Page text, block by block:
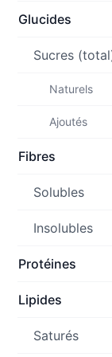
Glucides
Sucres
Naturels
Ajoutés
Fibres
Solubles
Insolubles
Protéines
Lipides
Saturés